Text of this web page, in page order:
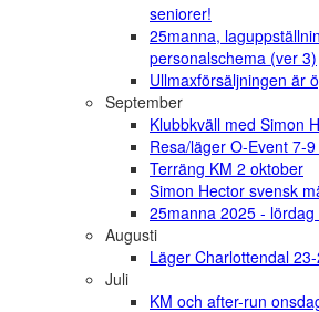
seniorer!
25manna,
personalschema (ver 3)
Ullmaxförsäljningen är
September
Klubbkväll med Simon
Resa/läger O-Event 7-
Terräng KM 2 oktober
Simon Hector svensk
25manna 2025 -
Augusti
Läger Charlottendal
Juli
KM och after-run